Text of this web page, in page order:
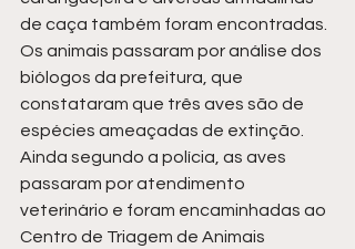
de caça também foram encontradas.
Os animais passaram por análise dos
biólogos da prefeitura, que
constataram que três aves são de
espécies ameaçadas de extinção.
Ainda segundo a polícia, as aves
passaram por atendimento
veterinário e foram encaminhadas ao
Centro de Triagem de Animais